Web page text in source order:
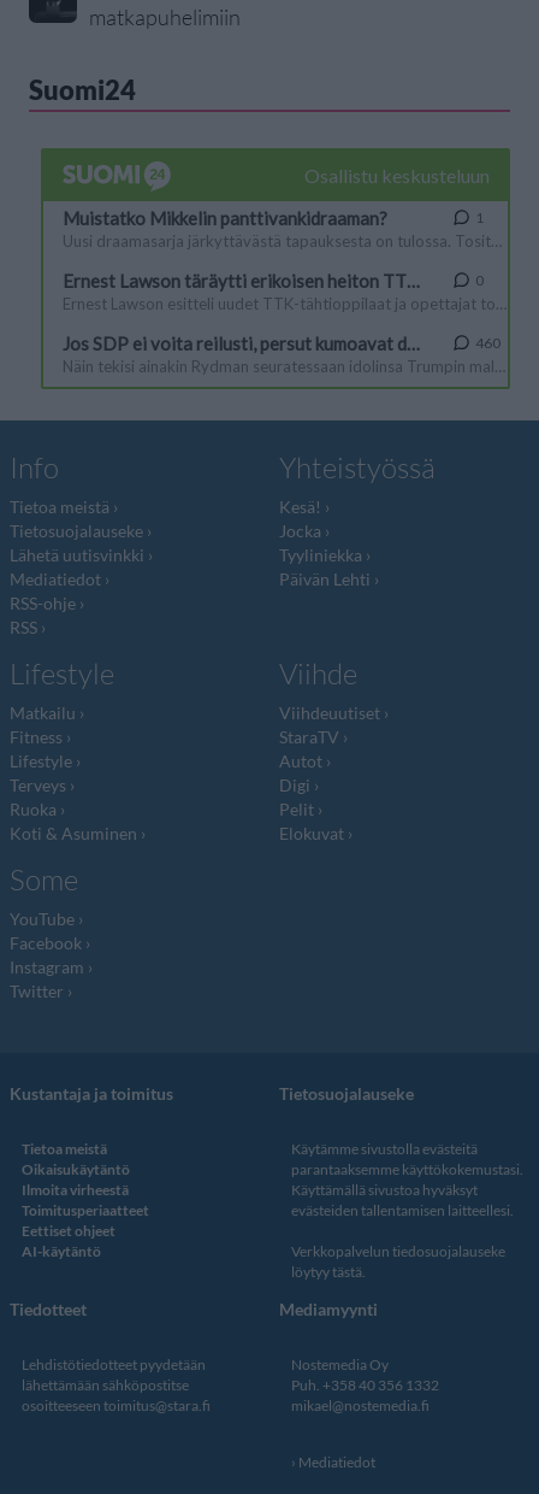
matkapuhelimiin
Suomi24
Info
Tietoa meistä
Tietosuojalauseke
Lähetä uutisvinkki
Mediatiedot
RSS-ohje
RSS
Yhteistyössä
Kesä!
Jocka
Tyyliniekka
Päivän Lehti
Lifestyle
Matkailu
Fitness
Lifestyle
Terveys
Ruoka
Koti & Asuminen
Viihde
Viihdeuutiset
StaraTV
Autot
Digi
Pelit
Elokuvat
Some
YouTube
Facebook
Instagram
Twitter
Kustantaja ja toimitus
Tietoa meistä
Oikaisukäytäntö
Ilmoita virheestä
Toimitusperiaatteet
Eettiset ohjeet
AI-käytäntö
Tietosuojalauseke
Käytämme sivustolla evästeitä
parantaaksemme käyttökokemustasi.
Käyttämällä sivustoa hyväksyt
evästeiden tallentamisen laitteellesi.
Verkkopalvelun tiedosuojalauseke
löytyy tästä.
Tiedotteet
Lehdistötiedotteet pyydetään
lähettämään sähköpostitse
osoitteeseen toimitus@stara.fi
Mediamyynti
Nostemedia Oy
Puh. +358 40 356 1332
mikael@nostemedia.fi
Mediatiedot